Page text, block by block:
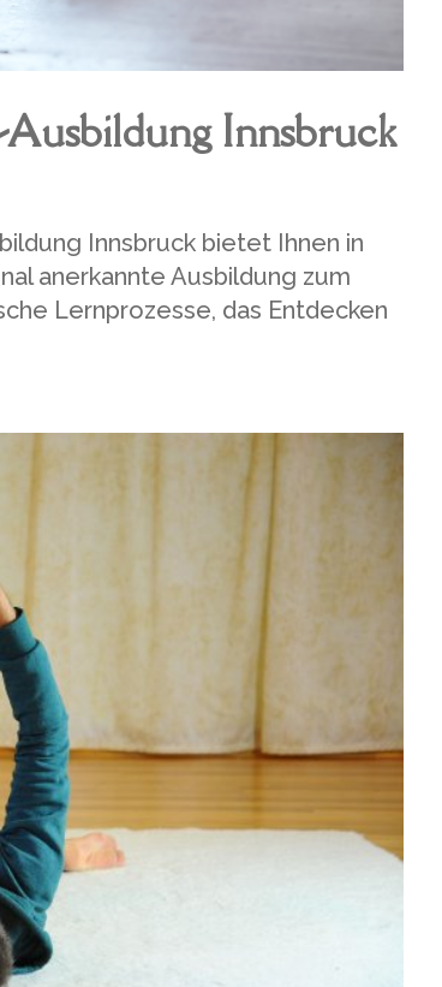
Innsbruck
Innsbruck bietet Ihnen in
anerkannte Ausbildung zum
Lernprozesse, das Entdecken